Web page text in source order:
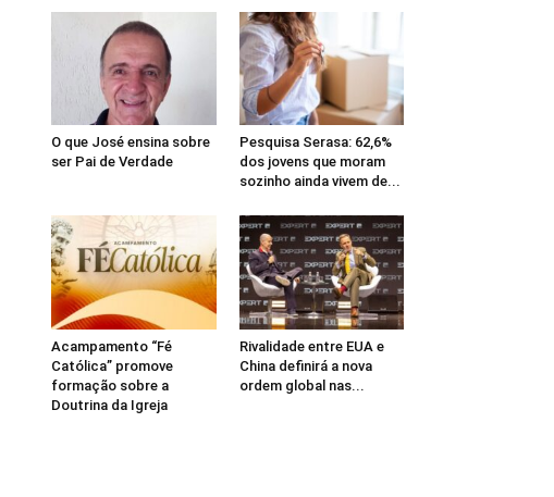
O que José ensina sobre
ser Pai de Verdade
Pesquisa Serasa: 62,6%
dos jovens que moram
sozinho ainda vivem de...
Acampamento “Fé
Católica” promove
formação sobre a
Doutrina da Igreja
Rivalidade entre EUA e
China definirá a nova
ordem global nas...